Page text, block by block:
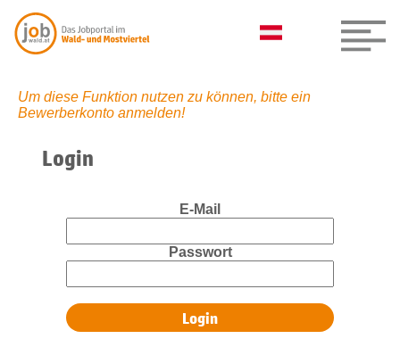
Um diese Funktion nutzen zu können, bitte ein
Bewerberkonto anmelden!
Login
E-Mail
Passwort